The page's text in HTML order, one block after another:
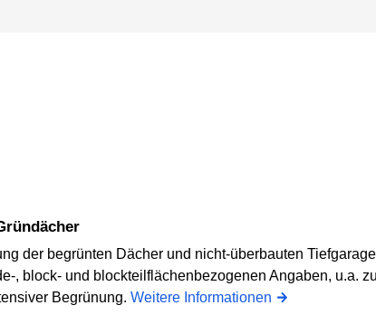
der begrünten Dächer und nicht-überbauten
, block- und blockteilflächenbezogenen Angaben, u.a.
Begrünung. Weitere Informationen